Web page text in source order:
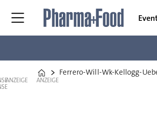
Home
Ferrero-Will-Wk-Kellogg-
ANZEIGE ANZEIGE